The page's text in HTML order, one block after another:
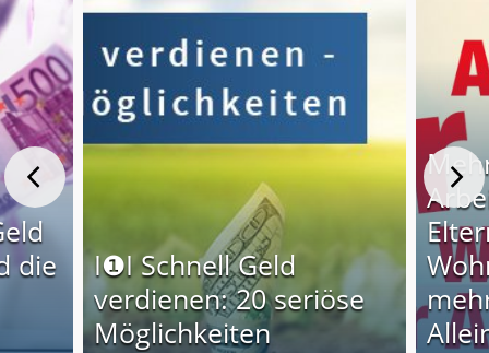
die
I❶I Schnell Geld
verdienen: 20 seriöse
Möglichkeiten